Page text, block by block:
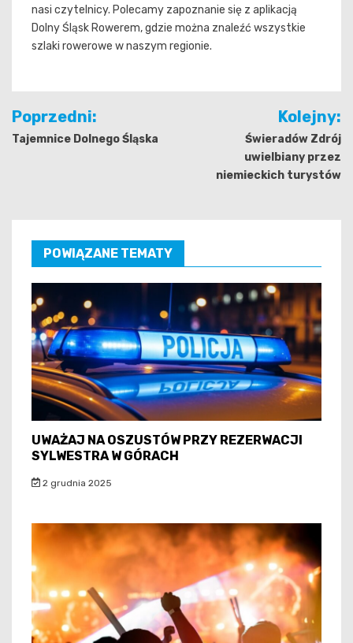
nasi czytelnicy. Polecamy zapoznanie się z aplikacją
Dolny Śląsk Rowerem, gdzie można znaleźć wszystkie
szlaki rowerowe w naszym regionie.
Nawigacja
wpisu
Poprzedni:
Tajemnice Dolnego Śląska
Kolejny:
Świeradów Zdrój
uwielbiany przez
niemieckich turystów
POWIĄZANE TEMATY
UWAŻAJ NA OSZUSTÓW PRZY REZERWACJI
SYLWESTRA W GÓRACH
2 grudnia 2025